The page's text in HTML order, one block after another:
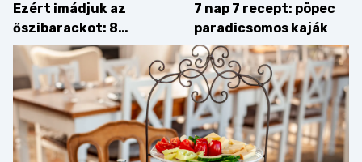
Ezért imádjuk az
őszibarackot: 8
nyomós érv, hogy
augusztusban
feltankolj belőle
7 nap 7 recept: pöpec
paradicsomos kaják